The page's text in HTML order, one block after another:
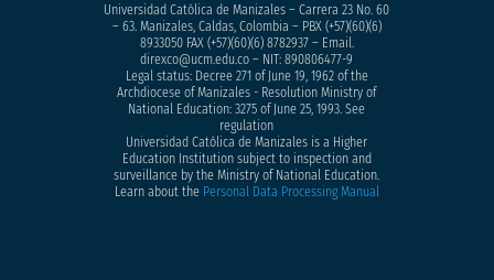
Universidad Católica de Manizales – Carrera 23 No. 60
– 63. Manizales, Caldas, Colombia – PBX (+57)(60)(6)
8933050FAX (+57)(60)(6) 8782937 – Email.
direxco@ucm.edu.co – NIT: 890806477-9
Legal status: Decree 271 of June 19, 1962 of the
Archdiocese of Manizales - Resolution Ministry of
National Education: 3275 of June 25, 1993. See
regulation
Universidad Católica de Manizales is a Higher
Education Institution subject to inspection and
surveillance by the Ministry of National Education.
Learn about the Personal Data Processing Manual